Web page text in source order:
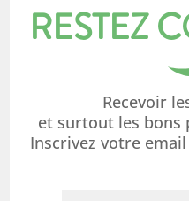
RESTEZ
Recevoir
et surtout les bons
Inscrivez votre